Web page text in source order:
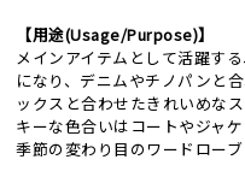
【用途(Usage/Purpose)】
メインアイテムとして活躍す
になり、デニムやチノパンと
ックスと合わせたきれいめな
キーな色合いはコートやジャ
季節の変わり目のワードローブ